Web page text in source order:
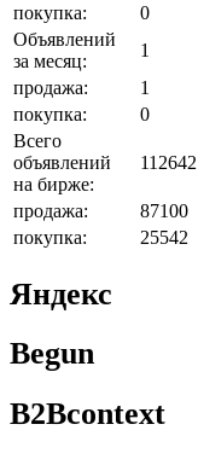
покупка:
0
Объявлений
за месяц:
1
продажа:
1
покупка:
0
Всего
объявлений
на бирже:
112642
продажа:
87100
покупка:
25542
Яндекс
Begun
B2Bcontext